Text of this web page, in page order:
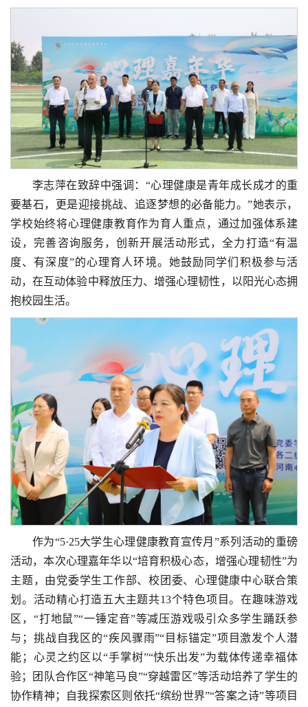
李志萍在致辞中强调：“心理健康是青年成长成才的重
要基石，更是迎接挑战、追逐梦想的必备能力。”她表示，
学校始终将心理健康教育作为育人重点，通过加强体系建
设，完善咨询服务，创新开展活动形式，全力打造“有温
度、有深度”的心理育人环境。她鼓励同学们积极参与活
动，在互动体验中释放压力、增强心理韧性，以阳光心态拥
抱校园生活。
作为“5·25大学生心理健康教育宣传月”系列活动的重磅
活动，本次心理嘉年华以“培育积极心态，增强心理韧性”为
主题，由党委学生工作部、校团委、心理健康中心联合策
划。活动精心打造五大主题共13个特色项目。在趣味游戏
区，“打地鼠”“一锤定音”等减压游戏吸引众多学生踊跃参
与；挑战自我区的“疾风骤雨”“目标锚定”项目激发个人潜
能；心灵之约区以“手掌树”“快乐出发”为载体传递幸福体
验；团队合作区“神笔马良”“穿越雷区”等活动培养了学生的
协作精神；自我探索区则依托“缤纷世界”“答案之诗”等项目